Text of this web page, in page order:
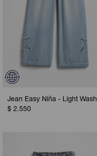
Jean Easy Niña - Light Wash
$ 2.550